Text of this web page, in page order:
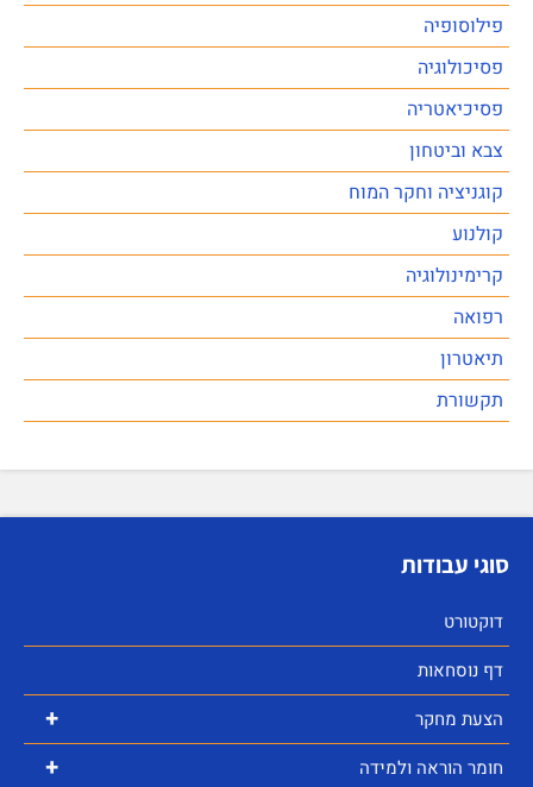
פילוסופיה
פסיכולוגיה
פסיכיאטריה
צבא וביטחון
קוגניציה וחקר המוח
קולנוע
קרימינולוגיה
רפואה
תיאטרון
תקשורת
סוגי עבודות
דוקטורט
דף נוסחאות
+ הצעת מחקר
+
חומר הוראה ולמידה